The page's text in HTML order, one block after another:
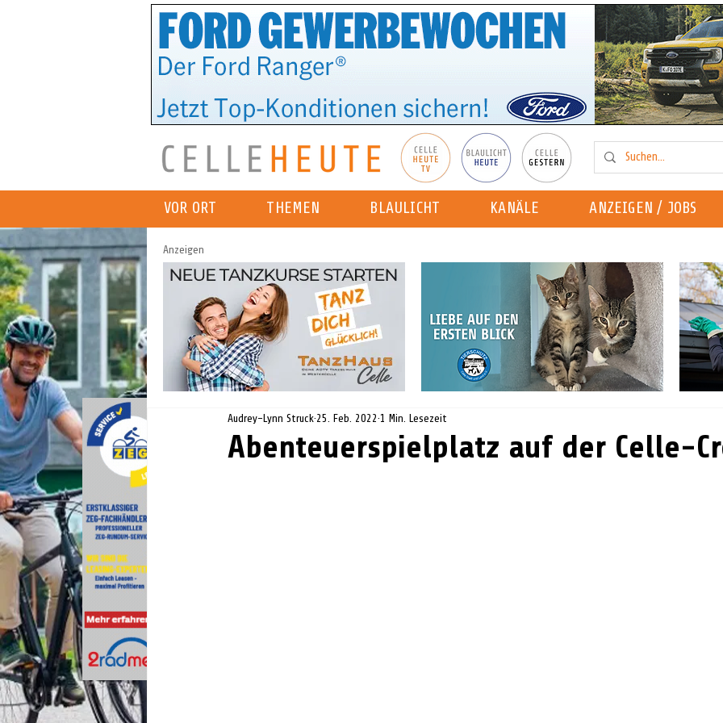
VOR ORT THEMEN BLAULICHT KANÄLE ANZEIGEN / JOBS
Anzeigen
Abenteuerspielplatz auf der Celle-
Audrey-Lynn Struck 25. Feb. 2022 1 Min. Lesezeit